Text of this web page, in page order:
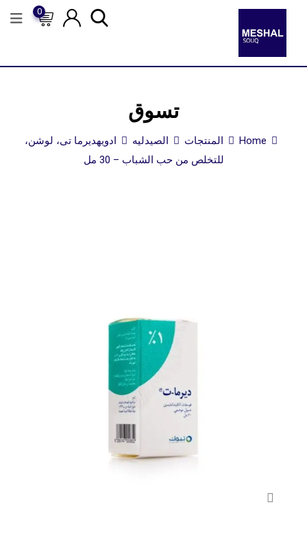
0
تسوق
Home المنتجات الصيدليه ادويهديرما تى، لوشن،
للتخلص من حب الشباب – 30 مل